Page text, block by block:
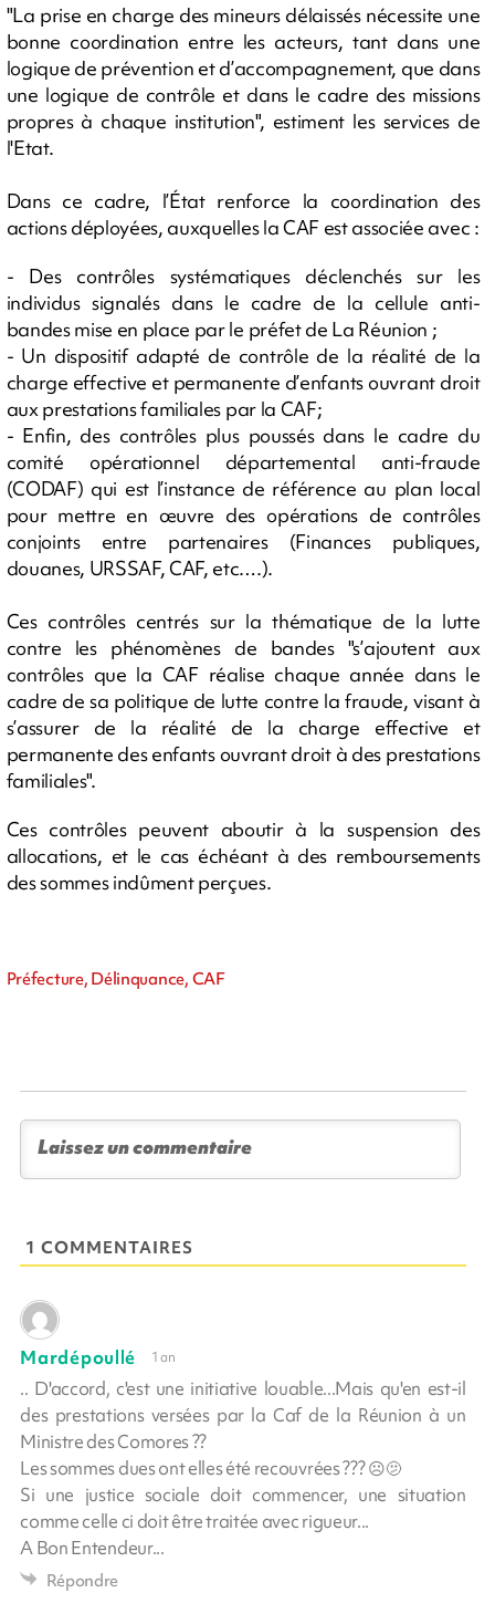
"La prise en charge des mineurs délaissés nécessite une
bonne coordination entre les acteurs, tant dans une
logique de prévention et d’accompagnement, que dans
une logique de contrôle et dans le cadre des missions
propres à chaque institution", estiment les services de
l'Etat.
Dans ce cadre, l’État renforce la coordination des
actions déployées, auxquelles la CAF est associée avec :
- Des contrôles systématiques déclenchés sur les
individus signalés dans le cadre de la cellule anti-
bandes mise en place par le préfet de La Réunion ;
- Un dispositif adapté de contrôle de la réalité de la
charge effective et permanente d’enfants ouvrant droit
aux prestations familiales par la CAF;
- Enfin, des contrôles plus poussés dans le cadre du
comité opérationnel départemental anti-fraude
(CODAF) qui est l’instance de référence au plan local
pour mettre en œuvre des opérations de contrôles
conjoints entre partenaires (Finances publiques,
douanes, URSSAF, CAF, etc.…).
Ces contrôles centrés sur la thématique de la lutte
contre les phénomènes de bandes "s’ajoutent aux
contrôles que la CAF réalise chaque année dans le
cadre de sa politique de lutte contre la fraude, visant à
s’assurer de la réalité de la charge effective et
permanente des enfants ouvrant droit à des prestations
familiales".
Ces contrôles peuvent aboutir à la suspension des
allocations, et le cas échéant à des remboursements
des sommes indûment perçues.
Préfecture, Délinquance, CAF
1 COMMENTAIRES
Mardépoullé 1 an
.. D'accord, c'est une initiative louable...Mais qu'en est-il
des prestations versées par la Caf de la Réunion à un
Ministre des Comores ??
Les sommes dues ont elles été recouvrées ??? ☹️🫤
Si une justice sociale doit commencer, une situation
comme celle ci doit être traitée avec rigueur...
A Bon Entendeur...
Répondre